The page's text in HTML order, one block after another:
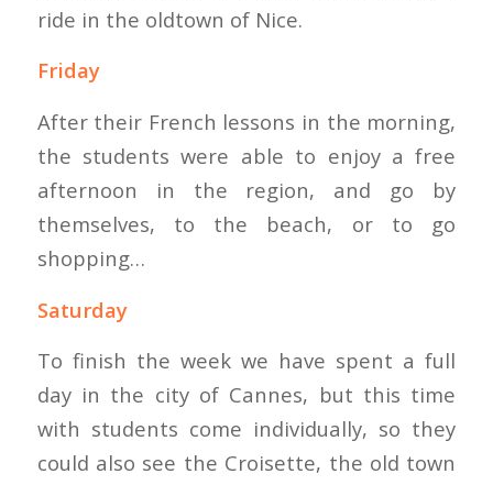
ride in the oldtown of Nice.
Friday
After their French lessons in the morning,
the students were able to enjoy a free
afternoon in the region, and go by
themselves, to the beach, or to go
shopping…
Saturday
To finish the week we have spent a full
day in the city of Cannes, but this time
with students come individually, so they
could also see the Croisette, the old town